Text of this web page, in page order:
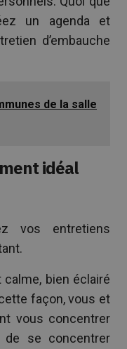
un agenda et
d’embauche
de la salle
idéal
vos entretiens
bien éclairé
façon, vous et
vous concentrer
de se concentrer